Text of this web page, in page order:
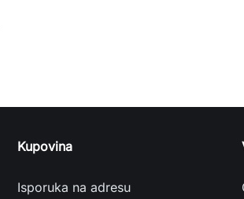
Kupovina
Isporuka na adresu